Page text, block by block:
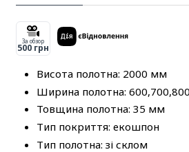
За обзор
500 грн
Висота полотна: 2000 мм
Ширина полотна:
Товщина полотна: 35 мм
Тип покриття: екошпон
Тип полотна: зі склом